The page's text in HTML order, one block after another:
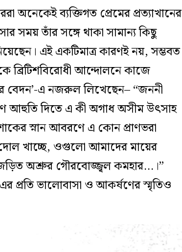
অনেকেই ব্যক্তিগত প্রেমের প্রত্যাখানের
সময় তাঁর সঙ্গে থাকা সামান্য কিছু
এই একটিমাত্র কারণই নয়, সম্ভবত
ব্রিটিশবিরোধী আন্দোলনে কাজে
বেদন’-এ নজরুল লিখেছেন– “জননী
আহুতি দিতে এ কী অগাধ অসীম উৎসাহ
স্নান আবরণে এ কোন প্রাণভরা
খাচ্ছে, ওগুলো আমাদের মায়ের
অশ্রুর গৌরবোজ্জ্বল কমহার…।”
প্রতি ভালোবাসা ও আকর্ষণের স্মৃতিও